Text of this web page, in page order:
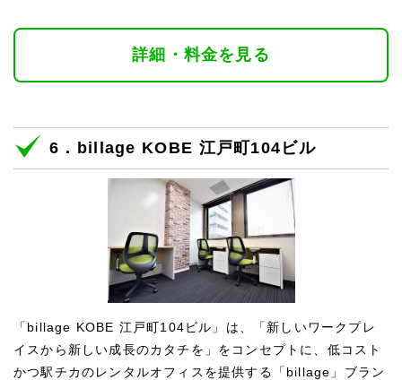
詳細・料金を見る
6．billage KOBE 江戸町104ビル
「billage KOBE 江戸町104ビル」は、「新しいワークプレ
イスから新しい成長のカタチを」をコンセプトに、低コスト
かつ駅チカのレンタルオフィスを提供する「billage」ブラン